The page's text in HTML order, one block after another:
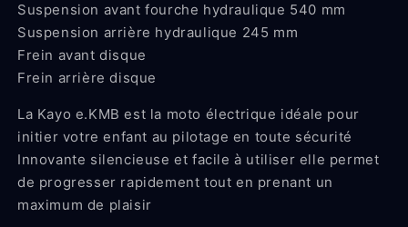
Suspension avant fourche hydraulique 540 mm
Suspension arrière hydraulique 245 mm
Frein avant disque
Frein arrière disque
La Kayo e.KMB est la moto électrique idéale pour
initier votre enfant au pilotage en toute sécurité
Innovante silencieuse et facile à utiliser elle permet
de progresser rapidement tout en prenant un
maximum de plaisir